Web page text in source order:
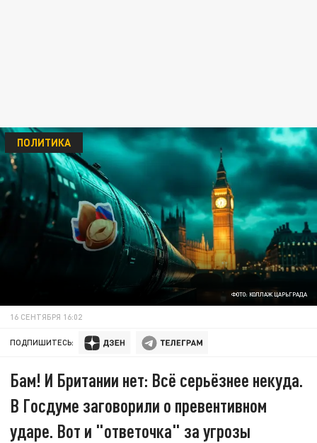
ФОТО: КОЛЛАЖ ЦАРЬГРАДА
ПОЛИТИКА
16 СЕНТЯБРЯ 16:02
ПОДПИШИТЕСЬ:
Бам! И Британии нет: Всё серьёзнее некуда.
В Госдуме заговорили о превентивном
ударе. Вот и "ответочка" за угрозы